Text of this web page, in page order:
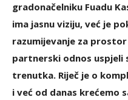
gradonačelniku Fuadu
ima jasnu viziju, već je
razumijevanje za
partnerski odnos uspjeli
trenutka. Riječ je o
i već od danas krećemo